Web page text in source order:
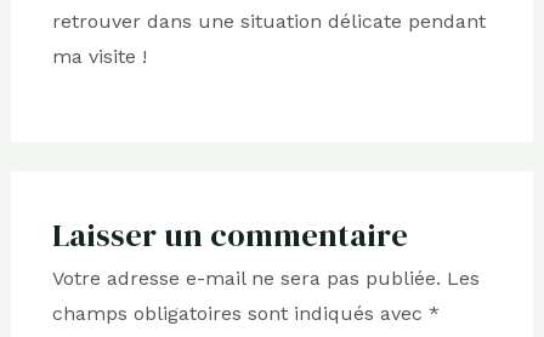
retrouver dans une situation délicate pendant
ma visite !
Laisser un commentaire
Votre adresse e-mail ne sera pas publiée. Les
champs obligatoires sont indiqués avec *